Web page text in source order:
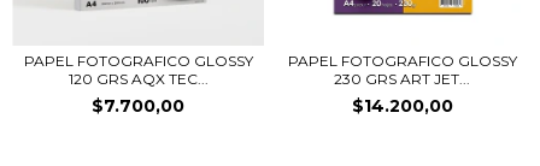
PAPEL FOTOGRAFICO GLOSSY
120 GRS AQX TEC...
$7.700,00
PAPEL FOTOGRAFICO GLOSSY
230 GRS ART JET...
$14.200,00